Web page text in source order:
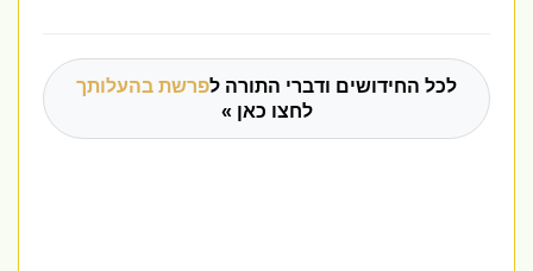
לכל החידושים ודברי התורה לפרשת בהעלותך
לחצו כאן »